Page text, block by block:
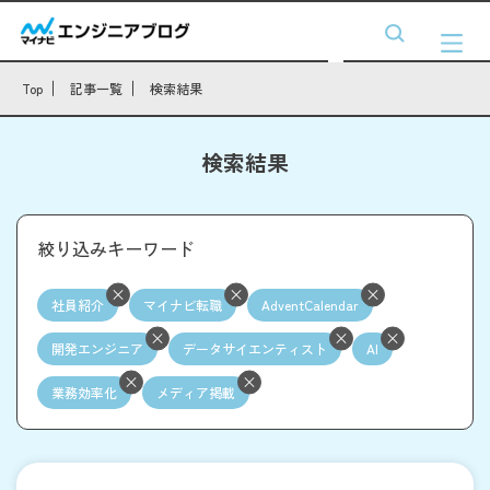
Top 記事一覧 検索結果
検索結果
絞り込みキーワード
社員紹介 マイナビ転職 AdventCalendar
開発エンジニア データサイエンティスト AI
業務効率化 メディア掲載